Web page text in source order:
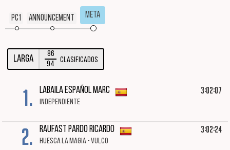
PC1 ANNOUNCEMENT Meta
LARGA
86
94
Clasificados
1. LABAILA ESPAÑOL MARC
INDEPENDIENTE
3:02:07
2. RAUFAST PARDO RICARDO
HUESCA LA MAGIA - VULCO
3:02:24